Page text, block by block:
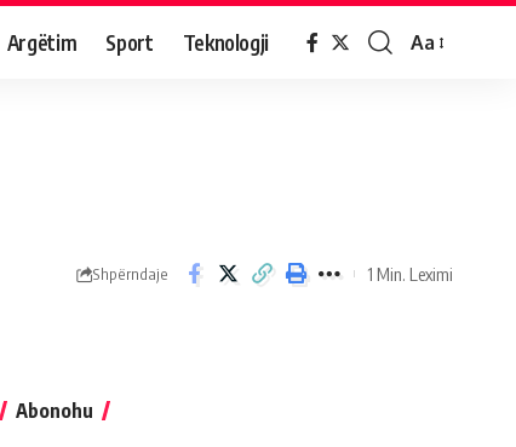
Argëtim Sport Teknologji Aa
Shpërndaje 1 Min. Leximi
Abonohu